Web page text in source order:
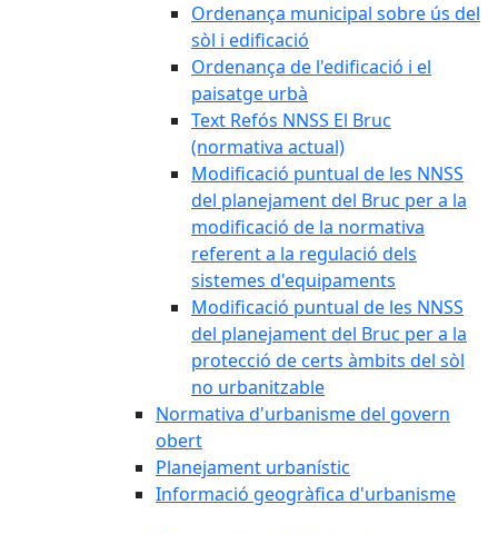
Ordenança municipal sobre ús del
sòl i edificació
Ordenança de l'edificació i el
paisatge urbà
Text Refós NNSS El Bruc
(normativa actual)
Modificació puntual de les NNSS
del planejament del Bruc per a la
modificació de la normativa
referent a la regulació dels
sistemes d'equipaments
Modificació puntual de les NNSS
del planejament del Bruc per a la
protecció de certs àmbits del sòl
no urbanitzable
Normativa d'urbanisme del govern
obert
Planejament urbanístic
Informació geogràfica d'urbanisme